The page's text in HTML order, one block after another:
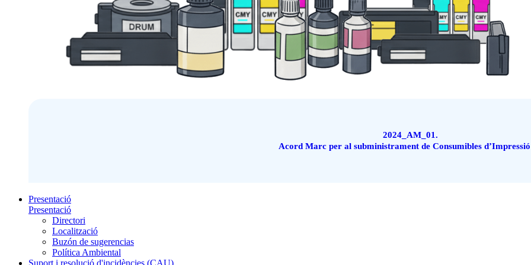
2024_AM_01.
Acord Marc per al subministrament de Consumibles
Presentació
Presentació
Directori
Localització
Buzón de sugerencias
Política Ambiental